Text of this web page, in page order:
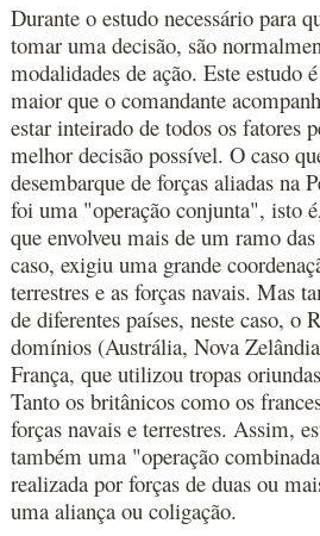
Durante o estudo necessário para
tomar uma decisão, são
modalidades de ação. Este estudo
maior que o comandante
estar inteirado de todos os fatores
melhor decisão possível. O caso
desembarque de forças aliadas na
foi uma "operação conjunta", isto
que envolveu mais de um ramo
caso, exigiu uma grande
terrestres e as forças navais. Mas
de diferentes países, neste caso, o
domínios (Austrália, Nova
França, que utilizou tropas
Tanto os britânicos como os
forças navais e terrestres. Assim,
também uma "operação
realizada por forças de duas ou
uma aliança ou coligação.